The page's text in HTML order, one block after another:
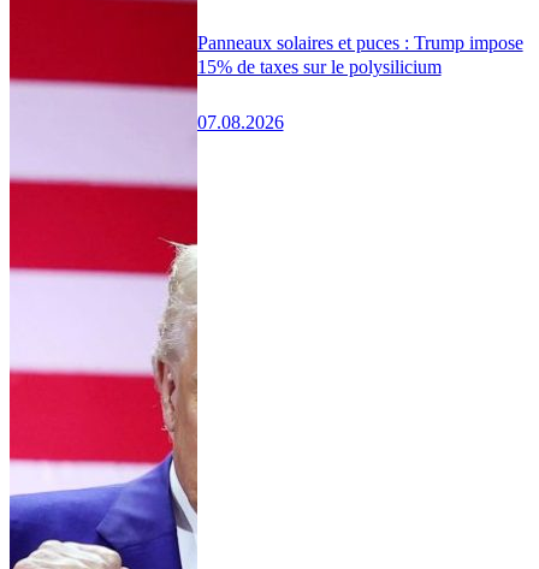
Panneaux solaires et puces : Trump impose
15% de taxes sur le polysilicium
07.08.2026